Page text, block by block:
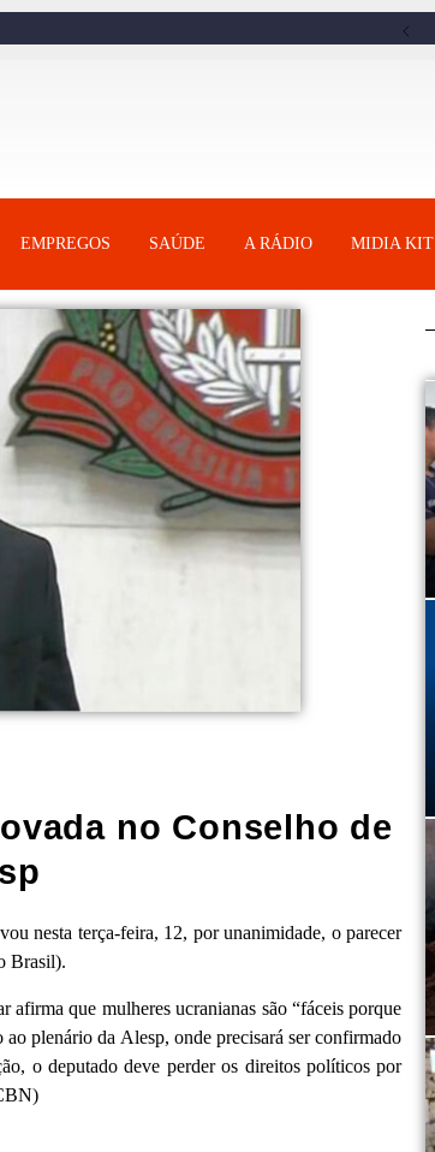
EMPREGOS SAÚDE A RÁDIO MIDIA KIT
no Conselho de
nesta terça-feira, 12, por unanimidade, o parecer
Brasil).
afirma que mulheres ucranianas são “fáceis porque
plenário da Alesp, onde precisará ser confirmado
o deputado deve perder os direitos políticos por